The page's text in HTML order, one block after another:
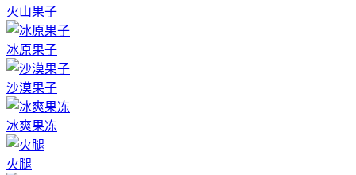
火山果子
冰原果子
沙漠果子
冰爽果冻
火腿